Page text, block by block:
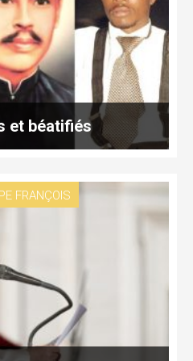
et béatifiés
FRANÇOIS